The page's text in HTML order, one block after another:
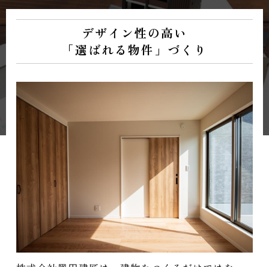
デザイン性の高い
「選ばれる物件」づくり